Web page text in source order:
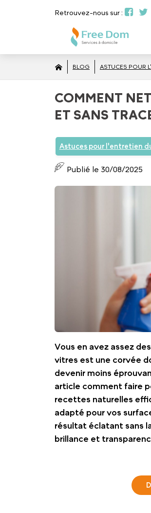
Retrouvez-nous sur :
BLOG ASTUCES POUR
COMMENT
ET SANS
Astuces pour l'entretien
Publié le 30/08/2025
Vous en avez assez
vitres est une corvée
devenir moins
article comment faire
recettes naturelles
adapté pour vos
résultat éclatant sans
brillance et